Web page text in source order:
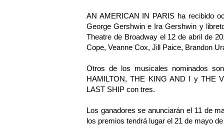
AN AMERICAN IN PARIS ha recibido
George Gershwin e Ira Gershwin y
Theatre de Broadway el 12 de abril de
Cope, Veanne Cox, Jill Paice, Brandon
Otros de los musicales nominados
HAMILTON, THE KING AND I y THE
LAST SHIP con tres.
Los ganadores se anunciarán el 11 de
los premios tendrá lugar el 21 de mayo